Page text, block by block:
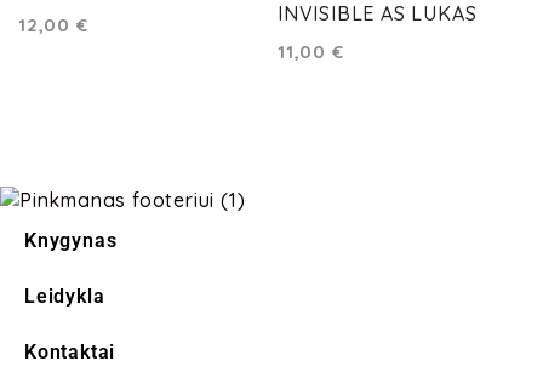
12,00 €
INVISIBLE AS LUKAS
11,00 €
Knygynas
Leidykla
Kontaktai